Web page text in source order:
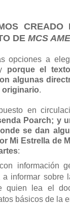
CREADO
DE MCS
opciones a
porque el
algunas
originario.
en
Poarch; y
se dan
Mi Estrella de
:
información
a informar sobre
lea el
básicos de la